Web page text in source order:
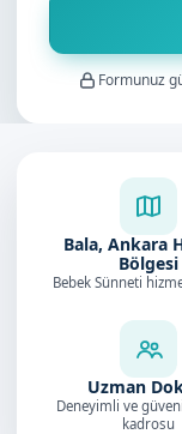
Formunuz
Bala, Ankara
Bölgesi
Bebek Sünneti
Uzman
Deneyimli ve
kadrosu